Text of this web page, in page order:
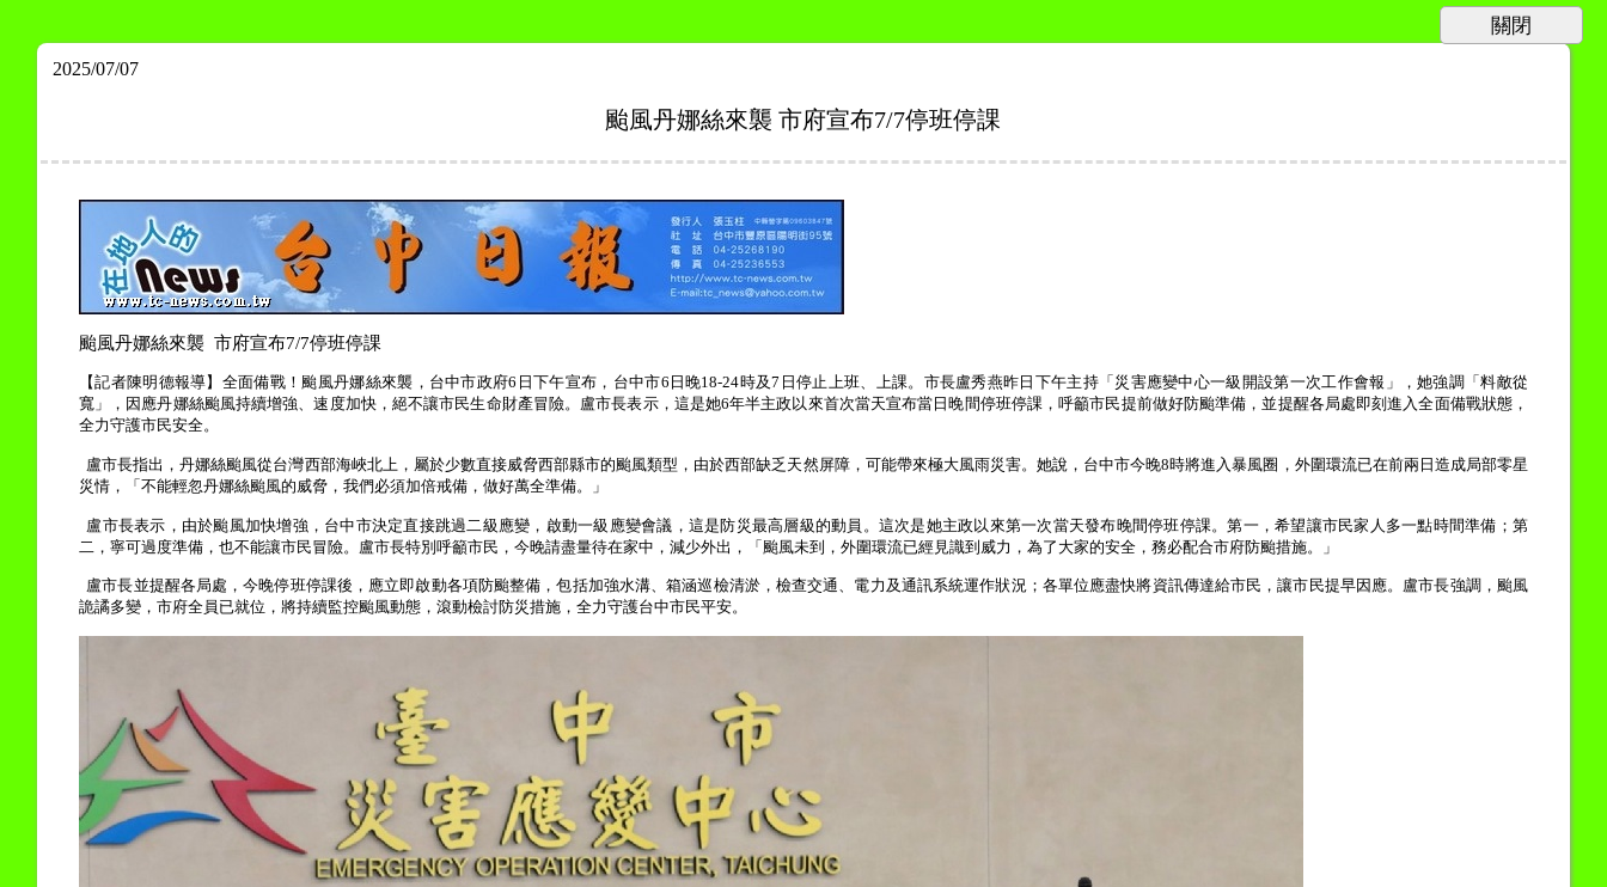
2025/07/07
颱風丹娜絲來襲 市府宣布7/7停班停課
颱風丹娜絲來襲 市府宣布7/7停班停課
【記者陳明德報導】全面備戰！颱風丹娜絲來襲，台中市政府6 日下午宣布，台中市6 日晚18-24時及7 日停止上班、上課。市長盧秀燕昨日下午主持「災害應變中心一級開設第一次工作會報」，她強調「料敵從
寬」，因應丹娜絲颱風持續增強、速度加快，絕不讓市民生命財產冒險。盧市長表示，這是她6年半主政以來首次當天宣布當日晚間停班停課，呼籲市民提前做好防颱準備，並提醒各局處即刻進入全面備戰狀態，
全力守護市民安全。
盧市長指出，丹娜絲颱風從台灣西部海峽北上，屬於少數直接威脅西部縣市的颱風類型，由於西部缺乏天然屏障，可能帶來極大風雨災害。她說，台中市今晚8時將進入暴風圈，外圍環流已在前兩日造成局部零星
災情，「不能輕忽丹娜絲颱風的威脅，我們必須加倍戒備，做好萬全準備。」
盧市長表示，由於颱風加快增強，台中市決定直接跳過二級應變，啟動一級應變會議，這是防災最高層級的動員。這次是她主政以來第一次當天發布晚間停班停課。第一，希望讓市民家人多一點時間準備；第
二，寧可過度準備，也不能讓市民冒險。盧市長特別呼籲市民，今晚請盡量待在家中，減少外出，「颱風未到，外圍環流已經見識到威力，為了大家的安全，務必配合市府防颱措施。」
盧市長並提醒各局處，今晚停班停課後，應立即啟動各項防颱整備，包括加強水溝、箱涵巡檢清淤，檢查交通、電力及通訊系統運作狀況；各單位應盡快將資訊傳達給市民，讓市民提早因應。盧市長強調，颱風
詭譎多變，市府全員已就位，將持續監控颱風動態，滾動檢討防災措施，全力守護台中市民平安。